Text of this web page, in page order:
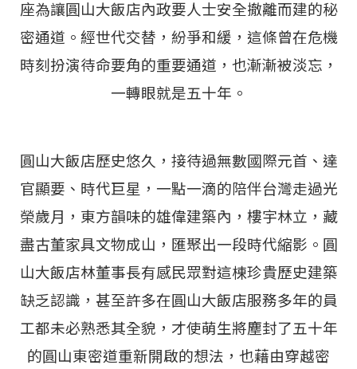
座為讓圓山大飯店內政要人士安全撤離而建的秘
密通道。經世代交替，紛爭和緩，這條曾在危機
時刻扮演待命要角的重要通道，也漸漸被淡忘，
一轉眼就是五十年。
圓山大飯店歷史悠久，接待過無數國際元首、達
官顯要、時代巨星，一點一滴的陪伴台灣走過光
榮歲月，東方韻味的雄偉建築內，樓宇林立，藏
盡古董家具文物成山，匯聚出一段時代縮影。圓
山大飯店林董事長有感民眾對這棟珍貴歷史建築
缺乏認識，甚至許多在圓山大飯店服務多年的員
工都未必熟悉其全貌，才使萌生將塵封了五十年
的圓山東密道重新開啟的想法，也藉由穿越密